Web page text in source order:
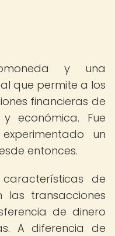
y una
que permite a los
financieras de
económica. Fue
un
entonces.
de
las transacciones
de dinero
A diferencia de